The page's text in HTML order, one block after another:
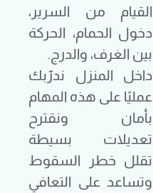
القيام من السرير،
دخول الحمام، الحركة
بين الغرف، والدرج.
داخل المنزل ندرّبك
عمليًا على هذه المهام
بأمان ونقترح
تعديلات بسيطة
تقلل خطر السقوط
وتساعد على التعافي